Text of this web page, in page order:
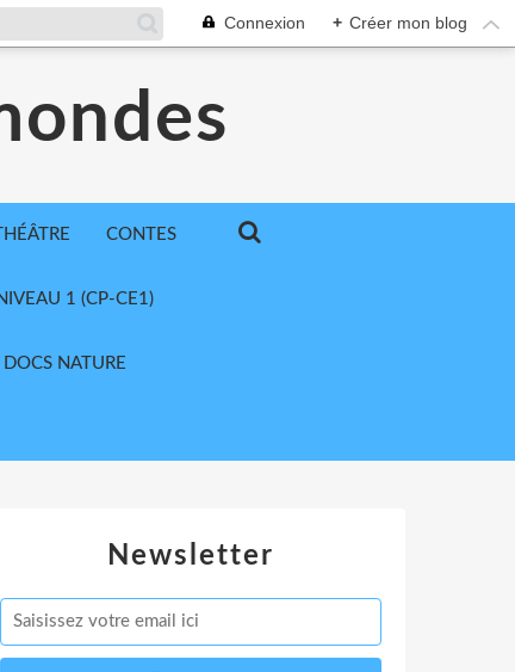
Connexion + Créer mon blog
CONTES
1 (CP-CE1)
DOCS NATURE
Newsletter